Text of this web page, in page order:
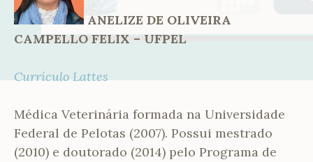
ANELIZE DE OLIVEIRA
CAMPELLO FELIX – UFPEL
Currículo Lattes
Médica Veterinária formada na Universidade
Federal de Pelotas (2007). Possui mestrado
(2010) e doutorado (2014) pelo Programa de